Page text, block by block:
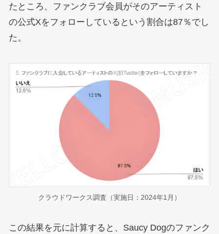
たところ、ファンクラブ会員がそのアーティスト
の公式Xをフォローしているという割合は87％でし
た。
クラウドワークス調査（実施日：2024年1月）
この結果を元に計算すると、Saucy Dogのファンク